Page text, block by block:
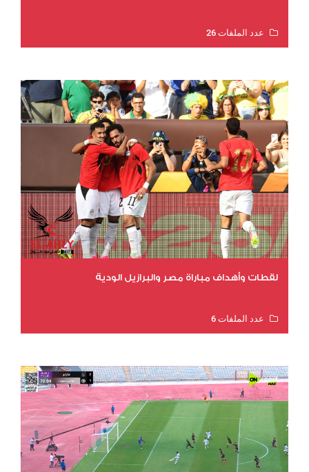
عدد الملفات 26
لقطات وأهداف مباراة مصر والبرازيل الودية
عدد الملفات 6